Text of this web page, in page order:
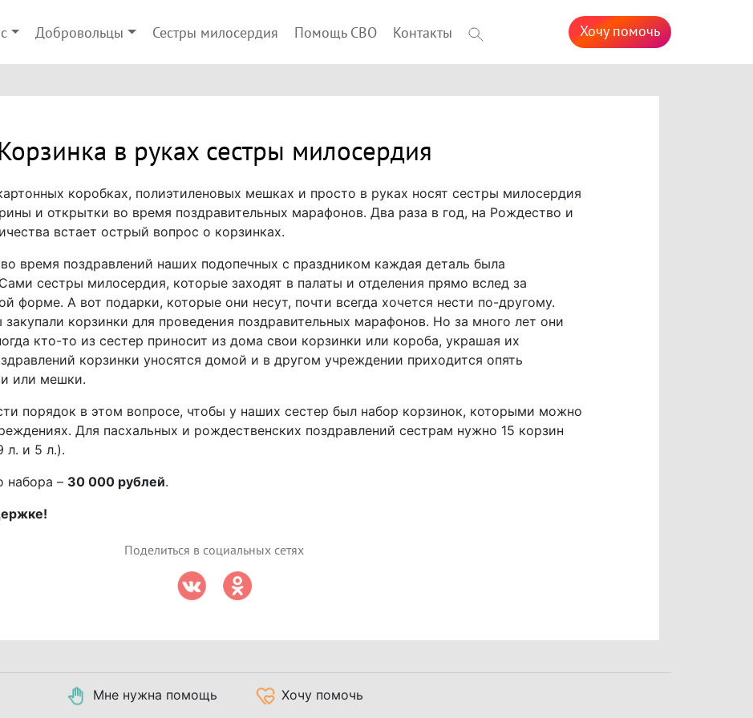
Добровольцы Сестры милосердия Помощь СВО Контакты Хочу помочь
в руках сестры милосердия
коробках, полиэтиленовых мешках и просто в руках носят сестры милосердия
и открытки во время поздравительных марафонов. Два раза в год, на Рождество и
встает острый вопрос о корзинках.
время поздравлений наших подопечных с праздником каждая деталь была
сестры милосердия, которые заходят в палаты и отделения прямо вслед за
форме. А вот подарки, которые они несут, почти всегда хочется нести по-другому.
корзинки для проведения поздравительных марафонов. Но за много лет они
кто-то из сестер приносит из дома свои корзинки или короба, украшая их
корзинки уносятся домой и в другом учреждении приходится опять
или мешки.
порядок в этом вопросе, чтобы у наших сестер был набор корзинок, которыми можно
Для пасхальных и рождественских поздравлений сестрам нужно 15 корзин
л. и 5 л.).
набора – 30 000 рублей.
Поделиться в социальных сетях
Мне нужна помощь Хочу помочь